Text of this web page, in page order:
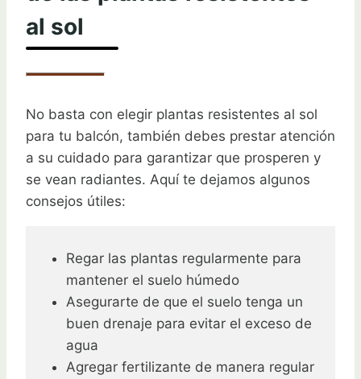
al sol
No basta con elegir plantas resistentes al sol
para tu balcón, también debes prestar atención
a su cuidado para garantizar que prosperen y
se vean radiantes. Aquí te dejamos algunos
consejos útiles:
Regar las plantas regularmente para
mantener el suelo húmedo
Asegurarte de que el suelo tenga un
buen drenaje para evitar el exceso de
agua
Agregar fertilizante de manera regular